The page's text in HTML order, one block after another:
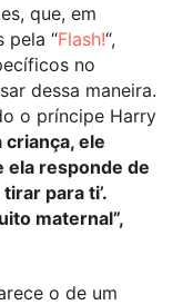
que, em
pela “Flash!“,
no
dessa maneira.
o príncipe Harry
criança, ele
ela responde de
para ti’.
maternal”,
o de um